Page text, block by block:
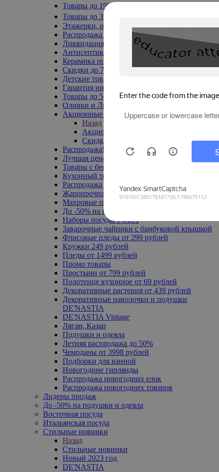
Товары до 199₽
Товары до 399₽
Этажерки, обувницы
Распродажа текстиля до -50%
Ликвидация до -70%
Антисептики
Керамика по 129 руб
Скидки до 70%
Детские товары
Гарантия низкой цены
Товары до 500 руб
Оливки и Лимоны
Акционные товары
Назад
Акционные товары
Скидка 20% по промокоду
Распродажа! Ульяновск до -70%
Лучшая цена
Товары с бесплатной доставкой
Кухонный текстиль
Распродажа до -50%
Жаропрочная посуда
Махровые полотенца
До -50% на ковры
Наборы посуды FORA
Заварочные чайники с бамбуковой крышкой
Флисовые пледы от 299 рублей
Кружки 249 рублей
Пледы от 1499 рублей
Промо товары
Простыни от 799 рублей
Полотенце кухонное от 69 рублей
Декоративные растения от 439 рублей
Декоративные наволочки и подушки
DE'NASTIA
DE'NASTIA Vintage
Ляган, Казан
Подушки и одеяла
Летняя распродажа до 50%
Чемоданы от 3998 рублей
Подборки для ванной
Новогодние гирлянды
Распродажа новогодних елок
Распродажа новогодних товаров
Лидеры продаж
До -50% на подушки и одеяла
Восточная посуда
Итальянская посуда
Стильные новинки
Назад
Стильные новинки
Новый 2023 год
DE'NASTIA